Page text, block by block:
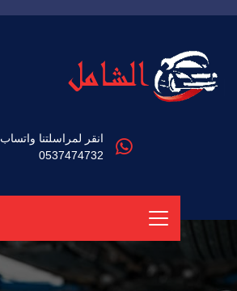
انقر لمراسلتنا واتساب
0537474732